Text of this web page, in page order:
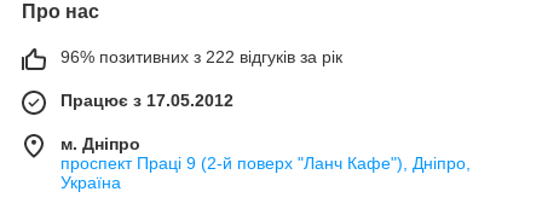
Про нас
96% позитивних з 222 відгуків за рік
Працює з 17.05.2012
м. Дніпро
проспект Праці 9 (2-й поверх "Ланч Кафе"), Дніпро,
Україна